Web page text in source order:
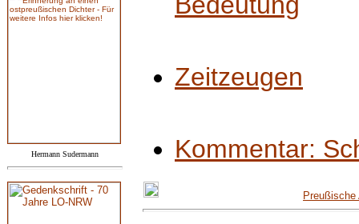
Hermann Sudermann
Zeitzeugen
Kommentar:
Preußische